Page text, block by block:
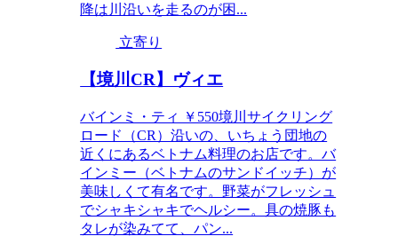
降は川沿いを走るのが困...
立寄り
【境川CR】ヴィエ
バインミ・ティ ￥550境川サイクリング
ロード（CR）沿いの、いちょう団地の
近くにあるベトナム料理のお店です。バ
インミー（ベトナムのサンドイッチ）が
美味しくて有名です。野菜がフレッシュ
でシャキシャキでヘルシー。具の焼豚も
タレが染みてて、パン...